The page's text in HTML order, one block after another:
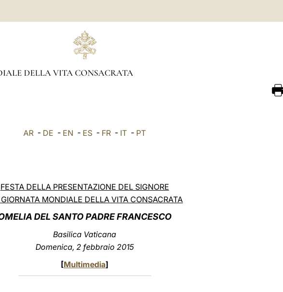
DELLA VITA CONSACRATA
AR - DE - EN - ES - FR - IT - PT
FESTA DELLA PRESENTAZIONE DEL SIGNORE
MONDIALE DELLA VITA CONSACRATA
DEL SANTO PADRE FRANCESCO
Basilica Vaticana
Domenica, 2 febbraio 2015
[Multimedia]